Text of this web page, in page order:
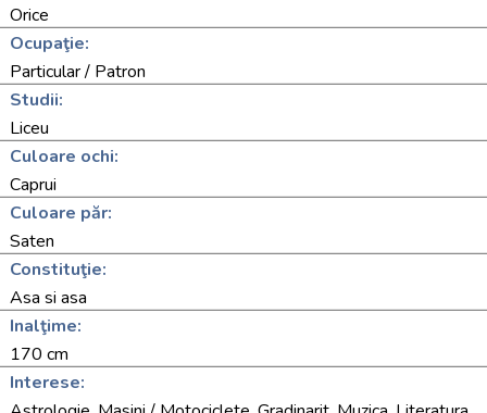
Orice
Ocupaţie:
Particular / Patron
Studii:
Liceu
Culoare ochi:
Caprui
Culoare păr:
Saten
Constituţie:
Asa si asa
Inalţime:
170 cm
Interese: